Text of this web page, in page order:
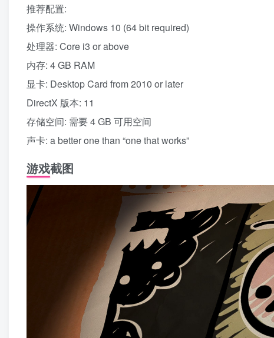
推荐配置:
操作系统: Windows 10 (64 bit required)
处理器: Core i3 or above
内存: 4 GB RAM
显卡: Desktop Card from 2010 or later
DirectX 版本: 11
存储空间: 需要 4 GB 可用空间
声卡: a better one than “one that works”
游戏截图